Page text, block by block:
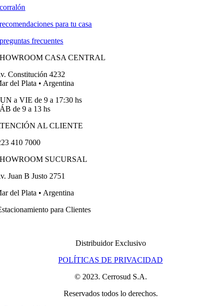
corralón
recomendaciones para tu casa
preguntas frecuentes
CASA CENTRAL
Constitución 4232
del Plata • Argentina
a VIE de 9 a 17:30 hs
de 9 a 13 hs
AL CLIENTE
410 7000
SUCURSAL
Juan B Justo 2751
del Plata • Argentina
para Clientes
Distribuidor Exclusivo
POLÍTICAS DE PRIVACIDAD
© 2023. Cerrosud S.A.
Reservados todos lo derechos.